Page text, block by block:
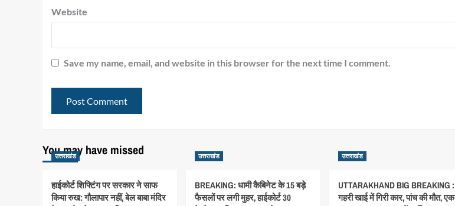
Website
Save my name, email, and website in this browser for the next time I comment.
You may have missed
उत्तराखंड
हाईकोर्ट शिफ्टिंग पर सरकार ने साफ
किया रुख: गौलापार नहीं, बेल बाबा मंदिर
उत्तराखंड
BREAKING: धामी कैबिनेट के 15 बड़े
फैसलों पर लगी मुहर, हाईकोर्ट 30
उत्तराखंड
UTTARAKHAND BIG BREAKING :
गहरी खाई में गिरी कार, पांच की मौत, एक